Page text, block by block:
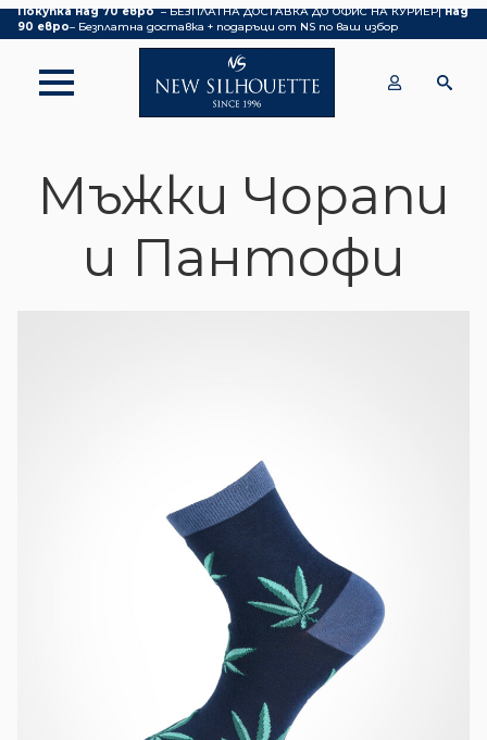
Покупка над 70 евро– БЕЗПЛАТНА ДОСТАВКА ДО ОФИС НА КУРИЕР|над
90 евро– Безплатна доставка + подаръци от NS по ваш избор
Мъжки Чорапи
и Пантофи